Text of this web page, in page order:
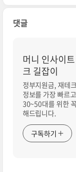
댓글
머니 인사이
크 길잡이
정부지원금, 재테
정보를 가장 빠르
30~50대를 위한
해드립니다.
구독하기